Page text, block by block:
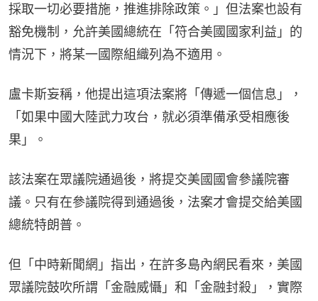
採取一切必要措施，推進排除政策。」但法案也設有
豁免機制，允許美國總統在「符合美國國家利益」的
情況下，將某一國際組織列為不適用。
盧卡斯妄稱，他提出這項法案將「傳遞一個信息」，
「如果中國大陸武力攻台，就必須準備承受相應後
果」。
該法案在眾議院通過後，將提交美國國會參議院審
議。只有在參議院得到通過後，法案才會提交給美國
總統特朗普。
但「中時新聞網」指出，在許多島內網民看來，美國
眾議院鼓吹所謂「金融威懾」和「金融封殺」，實際